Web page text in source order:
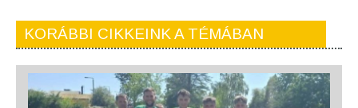
KORÁBBI CIKKEINK A TÉMÁBAN